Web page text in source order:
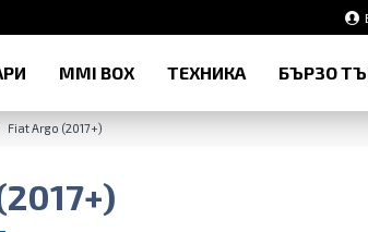
MMI BOX ТЕХНИКА БЪРЗО
Fiat Argo (2017+)